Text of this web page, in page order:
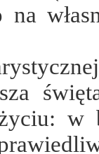
na
w